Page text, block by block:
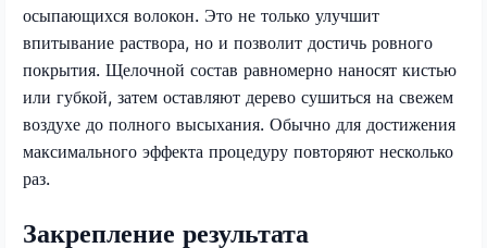
осыпающихся волокон. Это не только улучшит
впитывание раствора, но и позволит достичь ровного
покрытия. Щелочной состав равномерно наносят кистью
или губкой, затем оставляют дерево сушиться на свежем
воздухе до полного высыхания. Обычно для достижения
максимального эффекта процедуру повторяют несколько
раз.
Закрепление результата